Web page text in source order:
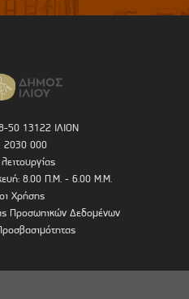
50 13122 ΙΛΙΟΝ
2030 000
8.00 Π.Μ. - 6.00 Μ.Μ.
Χρήσης
Προσωπικών Δεδομένων